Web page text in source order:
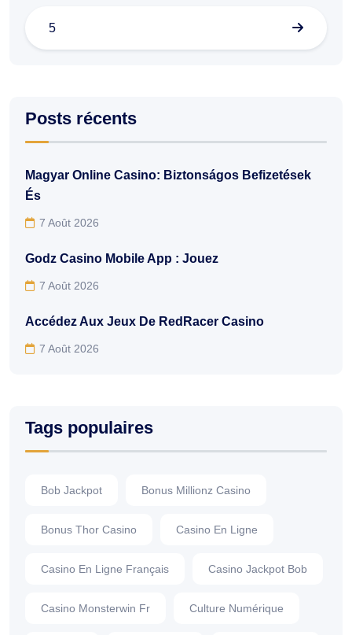
5
Posts récents
Magyar Online Casino: Biztonságos Befizetések
És
7 Août 2026
Godz Casino Mobile App : Jouez
7 Août 2026
Accédez Aux Jeux De RedRacer Casino
7 Août 2026
Tags populaires
Bob Jackpot Bonus Millionz Casino
Bonus Thor Casino Casino En Ligne
Casino En Ligne Français Casino Jackpot Bob
Casino Monsterwin Fr Culture Numérique